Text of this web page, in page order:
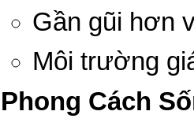
Gần gũi hơn
Môi trường
Phong Cách